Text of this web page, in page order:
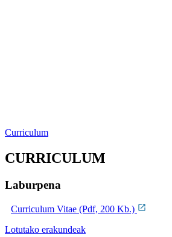
Curriculum
CURRICULUM
Laburpena
Curriculum Vitae (Pdf, 200 Kb.)
Lotutako erakundeak